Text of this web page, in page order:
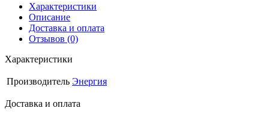
Характеристики
Описание
Доставка и оплата
Отзывов (0)
Характеристики
Производитель Энергия
Доставка и оплата